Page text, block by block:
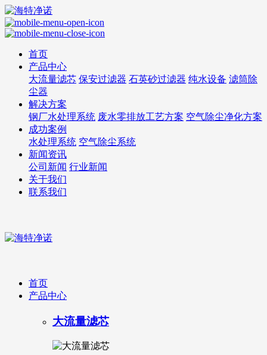
首页
产品中心
大流量滤芯 保安过滤器 石英砂过滤器 纯水设备 滤筒除
尘器
解决方案
钢厂水处理系统 废水零排放工艺方案 空气除尘净化方案
成功案例
水处理系统 空气除尘系统
新闻资讯
公司新闻 行业新闻
关于我们
联系我们
首页
产品中心
大流量滤芯